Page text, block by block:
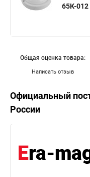
65К-012
Написать отзыв
Общая оценка товара:
Официальный
России